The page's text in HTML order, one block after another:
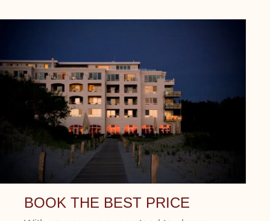
BOOK THE BEST PRICE